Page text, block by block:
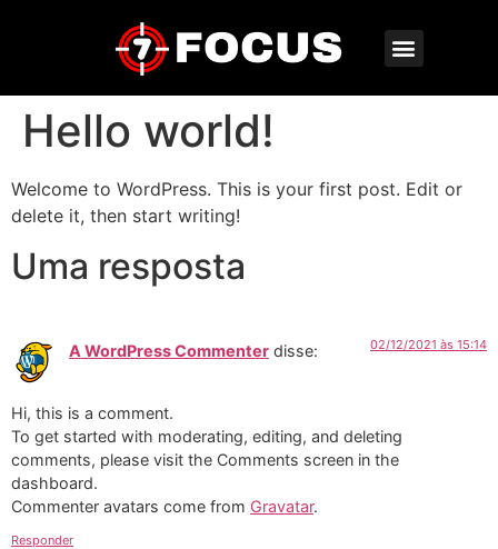
Hello world!
Welcome to WordPress. This is your first post. Edit or
delete it, then start writing!
Uma resposta
A WordPress Commenter disse: 02/12/2021 às 15:14
Hi, this is a comment.
To get started with moderating, editing, and deleting
comments, please visit the Comments screen in the
dashboard.
Commenter avatars come from Gravatar.
Responder